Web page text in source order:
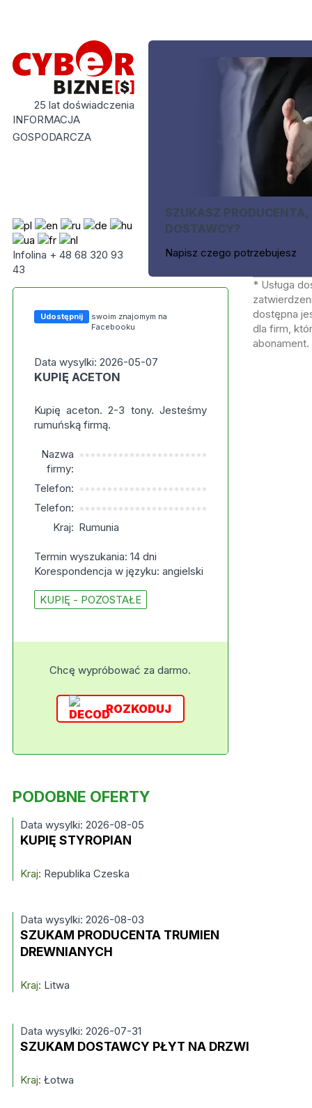
25 lat doświadczenia
INFORMACJA
GOSPODARCZA
Infolina + 48 68 320 93
43
SZUKASZ PRODUCENTA,
DOSTAWCY?
Napisz czego potrzebujesz
Udostępnij
swoim znajomym na
Facebooku
Data wysylki: 2026-05-07
KUPIĘ ACETON
Kupię aceton. 2-3 tony. Jesteśmy
rumuńską firmą.
Nazwa
firmy:
***********************
Telefon: ***********************
Telefon: ***********************
Kraj: Rumunia
Termin wyszukania: 14 dni
Korespondencja w języku: angielski
KUPIĘ - POZOSTAŁE
Chcę wypróbować za darmo.
ROZKODUJ
* Usługa
dostępna
dla firm,
abonament.
PODOBNE OFERTY
Data wysylki: 2026-08-05
KUPIĘ STYROPIAN
Kraj: Republika Czeska
Data wysylki: 2026-08-03
SZUKAM PRODUCENTA TRUMIEN
DREWNIANYCH
Kraj: Litwa
Data wysylki: 2026-07-31
SZUKAM DOSTAWCY PŁYT NA DRZWI
Kraj: Łotwa